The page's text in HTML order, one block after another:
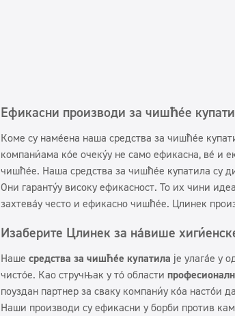
Ефикасни производи за чишћење
Коме су намењена наша средства за чишћење
компанијама које очекују не само ефикасна, већ
чишћење. Наша средства за чишћење купатила су
Они гарантују високу ефикасност. То их чини
захтевају често и ефикасно чишћење. Цлинек
Изаберите Цлинек за највише
Наше средства за чишћење купатила је улагање у
чистоће. Као стручњак у тој области
поуздан партнер за сваку компанију која настоји
Наши производи су ефикасни у борби против